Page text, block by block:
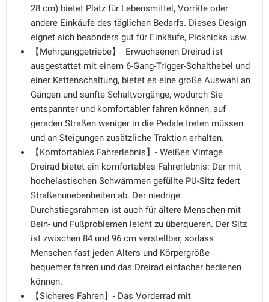
28 cm) bietet Platz für Lebensmittel, Vorräte oder
andere Einkäufe des täglichen Bedarfs. Dieses Design
eignet sich besonders gut für Einkäufe, Picknicks usw.
【Mehrganggetriebe】- Erwachsenen Dreirad ist
ausgestattet mit einem 6-Gang-Trigger-Schalthebel und
einer Kettenschaltung, bietet es eine große Auswahl an
Gängen und sanfte Schaltvorgänge, wodurch Sie
entspannter und komfortabler fahren können, auf
geraden Straßen weniger in die Pedale treten müssen
und an Steigungen zusätzliche Traktion erhalten.
【Komfortables Fahrerlebnis】- Weißes Vintage
Dreirad bietet ein komfortables Fahrerlebnis: Der mit
hochelastischen Schwämmen gefüllte PU-Sitz federt
Straßenunebenheiten ab. Der niedrige
Durchstiegsrahmen ist auch für ältere Menschen mit
Bein- und Fußproblemen leicht zu überqueren. Der Sitz
ist zwischen 84 und 96 cm verstellbar, sodass
Menschen fast jeden Alters und Körpergröße
bequemer fahren und das Dreirad einfacher bedienen
können.
【Sicheres Fahren】- Das Vorderrad mit